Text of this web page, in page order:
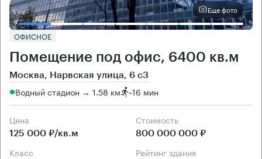
Еще фото
ОФИСНОЕ
Помещение под офис, 6400 кв.м
Москва, Нарвская улица, 6 с3
Водный стадион → 1.58 км ~16 мин
Цена
125 000 ₽/кв.м
Cтоимость
800 000 000 ₽
класс рейтинг здания